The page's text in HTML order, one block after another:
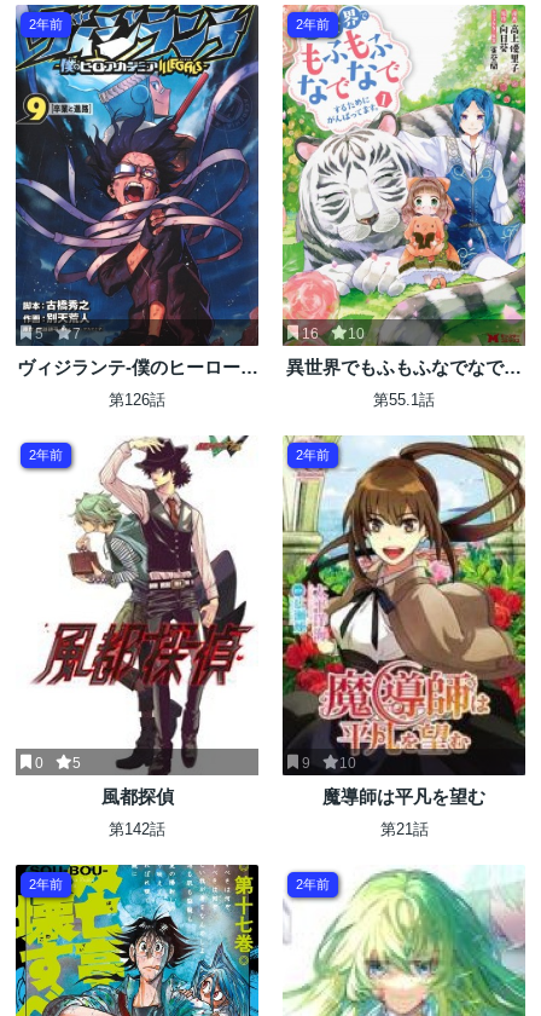
2年前
5 7
ヴィジランテ-僕のヒーローア
カデミア ILLEGALS-
第126話
2年前
16 10
異世界でもふもふなでなです
るためにがんばってます。
第55.1話
2年前
0 5
風都探偵
第142話
2年前
9 10
魔導師は平凡を望む
第21話
2年前 2年前